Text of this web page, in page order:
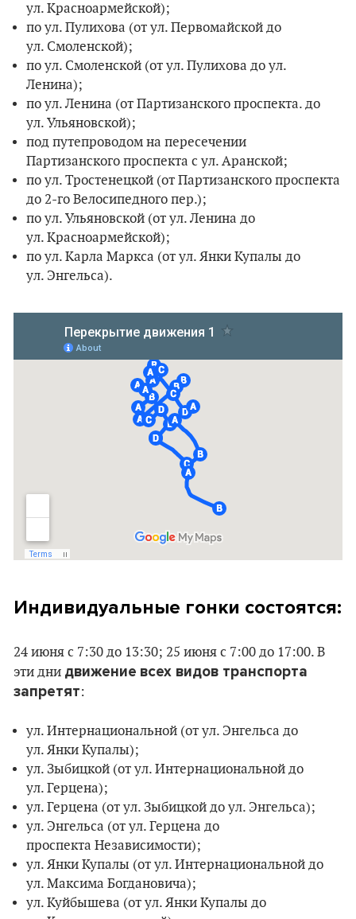
ул. Красноармейской);
по ул. Пулихова (от ул. Первомайской до
ул. Смоленской);
по ул. Смоленской (от ул. Пулихова до ул.
Ленина);
по ул. Ленина (от Партизанского проспекта. до
ул. Ульяновской);
под путепроводом на пересечении
Партизанского проспекта с ул. Аранской;
по ул. Тростенецкой (от Партизанского проспекта
до 2-го Велосипедного пер.);
по ул. Ульяновской (от ул. Ленина до
ул. Красноармейской);
по ул. Карла Маркса (от ул. Янки Купалы до
ул. Энгельса).
Индивидуальные гонки состоятся:
24 июня с 7:30 до 13:30; 25 июня с 7:00 до 17:00. В
эти дни движение всех видов транспорта
запретят:
ул. Интернациональной (от ул. Энгельса до
ул. Янки Купалы);
ул. Зыбицкой (от ул. Интернациональной до
ул. Герцена);
ул. Герцена (от ул. Зыбицкой до ул. Энгельса);
ул. Энгельса (от ул. Герцена до
проспекта Независимости);
ул. Янки Купалы (от ул. Интернациональной до
ул. Максима Богдановича);
ул. Куйбышева (от ул. Янки Купалы до